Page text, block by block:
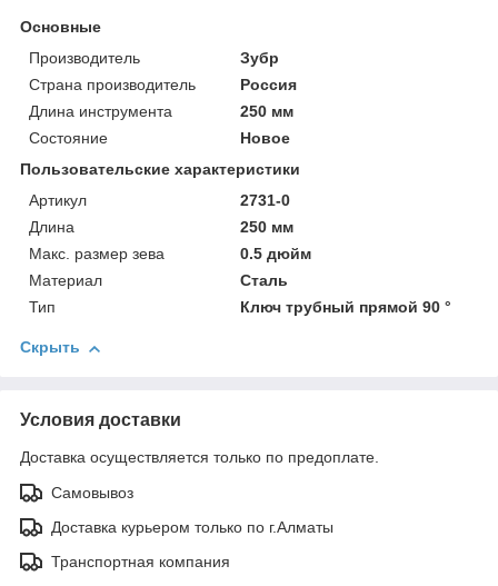
Основные
Производитель
Зубр
Страна производитель
Россия
Длина инструмента
250 мм
Состояние
Новое
Пользовательские характеристики
Артикул
2731-0
Длина
250 мм
Макс. размер зева
0.5 дюйм
Материал
Сталь
Тип
Ключ трубный прямой 90 °
Скрыть
Условия доставки
Доставка осуществляется только по предоплате.
Самовывоз
Доставка курьером только по г.Алматы
Транспортная компания